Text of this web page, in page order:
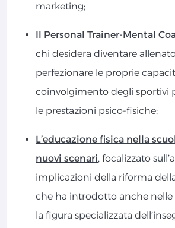
marketing;
Il Personal Trainer-Mental
chi desidera diventare
perfezionare le proprie
coinvolgimento degli sportivi
le prestazioni psico-fisiche;
L’educazione fisica nella
nuovi scenari, focalizzato
implicazioni della riforma della
che ha introdotto anche nelle
la figura specializzata